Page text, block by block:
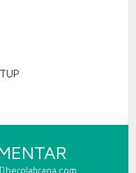
berolahraga.com